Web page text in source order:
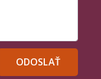
ODOSLAŤ